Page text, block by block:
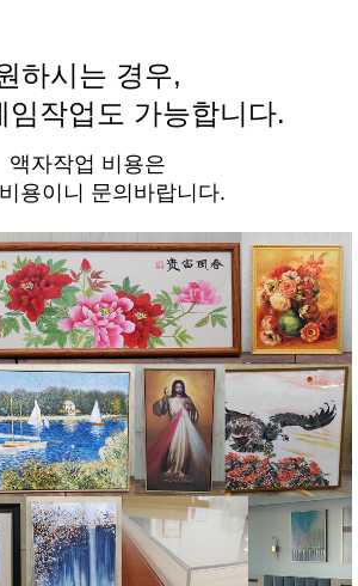
하시는 경우,
임작업도 가능합니다.
액자작업 비용은
용이니 문의바랍니다.